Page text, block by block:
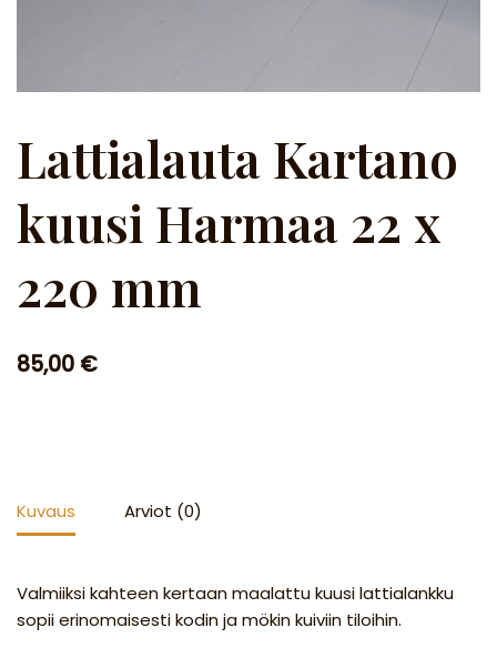
Lattialauta Kartano
kuusi Harmaa 22 x
220 mm
85,00 €
Kuvaus Arviot (0)
Valmiiksi kahteen kertaan maalattu kuusi lattialankku
sopii erinomaisesti kodin ja mökin kuiviin tiloihin.